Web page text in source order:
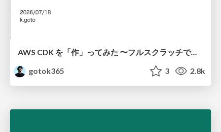
AWS CDK を「作」ってみた 〜フルスクラッチで見えた CDK の裏側〜 / aws-cdk-from-scratch
gotok365
3 2.8k